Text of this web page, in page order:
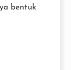
bentuk